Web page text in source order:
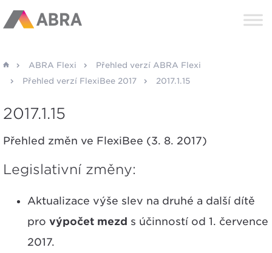
ABRA Flexi
Přehled verzí ABRA Flexi
Přehled verzí FlexiBee 2017
2017.1.15
2017.1.15
Přehled změn ve FlexiBee (3. 8. 2017)
Legislativní změny:
Aktualizace výše slev na druhé a další dítě
pro výpočet mezd s účinností od 1. července
2017.